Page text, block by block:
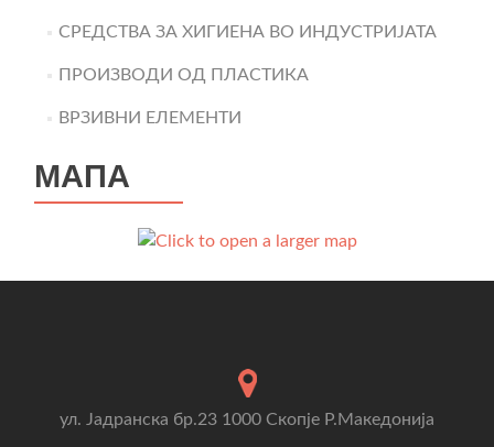
СРЕДСТВА ЗА ХИГИЕНА ВО ИНДУСТРИЈАТА
ПРОИЗВОДИ ОД ПЛАСТИКА
ВРЗИВНИ ЕЛЕМЕНТИ
МАПА
ул. Јадранска бр.23 1000 Скопје Р.Македонија